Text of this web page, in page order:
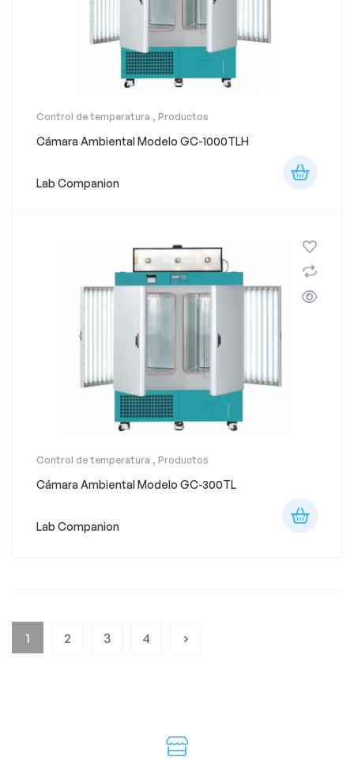
Control de temperatura , Productos
Cámara Ambiental Modelo GC-1000TLH
Lab Companion
Control de temperatura , Productos
Cámara Ambiental Modelo GC-300TL
Lab Companion
1 2 3 4